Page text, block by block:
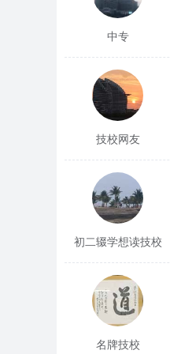
中专
技校网友
初二辍学想读技校
名牌技校